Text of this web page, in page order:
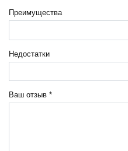
Ваш отзыв *
Преимущества
Недостатки